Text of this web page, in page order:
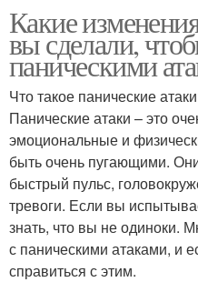
Какие
вы сделали,
паническими
Что такое панические
Панические атаки – это
эмоциональные и
быть очень пугающими.
быстрый пульс,
тревоги. Если вы
знать, что вы не одиноки.
с паническими атаками, и
справиться с этим.